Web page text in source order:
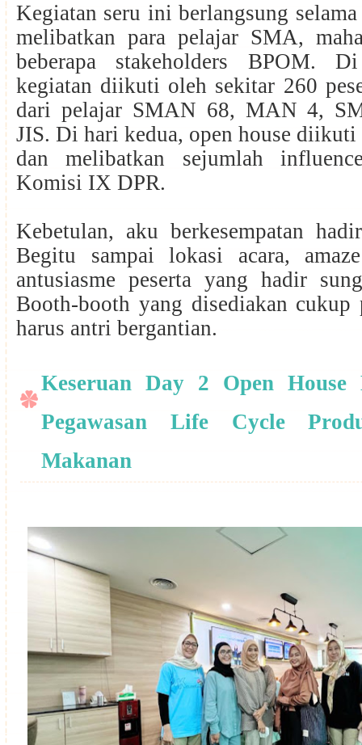
Kegiatan seru ini berlangsung
melibatkan para pelajar SMA,
beberapa stakeholders BPOM.
kegiatan diikuti oleh sekitar 260
dari pelajar SMAN 68, MAN 4,
JIS. Di hari kedua, open house diikuti
dan melibatkan sejumlah
Komisi IX DPR.
Kebetulan, aku berkesempatan
Begitu sampai lokasi acara,
antusiasme peserta yang hadir
Booth-booth yang disediakan cukup
harus antri bergantian.
Keseruan Day 2 Open House
Pegawasan Life Cycle
Makanan